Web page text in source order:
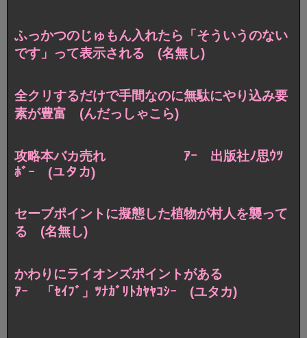
ふっかつのじゅもん入れたら「そういうのない
です」って表示される (名無し)
全クリするだけで手間なのに無駄にやり込み要
素が豊富 (んだっしゃこら)
攻略本バカ売れ ｱｰ 出版社ﾉ思ｳﾂ
ﾎﾞｰ (ユタカ)
セーブポイントに擬態した植物が村人を襲って
る (名無し)
かわりにライオンズポイントがある
ｱｰ 「ｾｲﾌﾞ」ﾂﾅｶﾞﾘﾄｶﾔﾔｺｼｰ (ユタカ)